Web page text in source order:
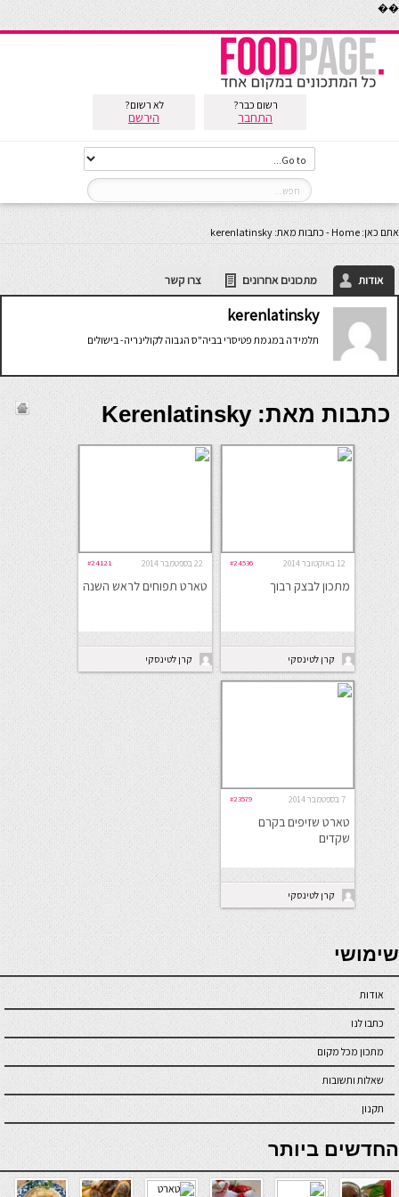
��
רשום כבר?
התחבר
לא רשום?
הירשם
אתם כאן: Home
-כתבות מאת: kerenlatinsky
אודות מתכונים אחרונים צרו קשר
kerenlatinsky
תלמידה במגמת פטיסרי בביה"ס הגבוה לקולינריה- בישולים
כתבות מאת: Kerenlatinsky
12 באוקטובר 2014 #24536
מתכון לבצק רבוך
קרן לטינסקי
22 בספטמבר 2014 #24121
טארט תפוחים לראש השנה
קרן לטינסקי
7 בספטמבר 2014 #23579
טארט שזיפים בקרם
שקדים
קרן לטינסקי
seriöse online casinos österreich
שימושי
אודות
כתבו לנו
מתכון מכל מקום
שאלות ותשובות
תקנון
online casino
החדשים ביותר